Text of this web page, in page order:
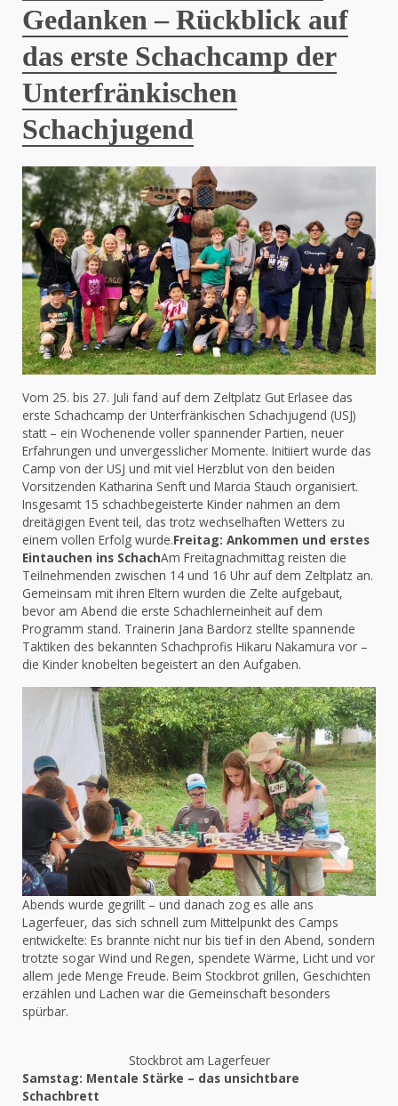
Gedanken – Rückblick auf
das erste Schachcamp der
Unterfränkischen
Schachjugend
Vom 25. bis 27. Juli fand auf dem Zeltplatz Gut Erlasee das
erste Schachcamp der Unterfränkischen Schachjugend (USJ)
statt – ein Wochenende voller spannender Partien, neuer
Erfahrungen und unvergesslicher Momente. Initiiert wurde das
Camp von der USJ und mit viel Herzblut von den beiden
Vorsitzenden Katharina Senft und Marcia Stauch organisiert.
Insgesamt 15 schachbegeisterte Kinder nahmen an dem
dreitägigen Event teil, das trotz wechselhaften Wetters zu
einem vollen Erfolg wurde.Freitag: Ankommen und erstes
Eintauchen ins SchachAm Freitagnachmittag reisten die
Teilnehmenden zwischen 14 und 16 Uhr auf dem Zeltplatz an.
Gemeinsam mit ihren Eltern wurden die Zelte aufgebaut,
bevor am Abend die erste Schachlerneinheit auf dem
Programm stand. Trainerin Jana Bardorz stellte spannende
Taktiken des bekannten Schachprofis Hikaru Nakamura vor –
die Kinder knobelten begeistert an den Aufgaben.
Abends wurde gegrillt – und danach zog es alle ans
Lagerfeuer, das sich schnell zum Mittelpunkt des Camps
entwickelte: Es brannte nicht nur bis tief in den Abend, sondern
trotzte sogar Wind und Regen, spendete Wärme, Licht und vor
allem jede Menge Freude. Beim Stockbrot grillen, Geschichten
erzählen und Lachen war die Gemeinschaft besonders
spürbar.
Stockbrot am Lagerfeuer
Samstag: Mentale Stärke – das unsichtbare
Schachbrett